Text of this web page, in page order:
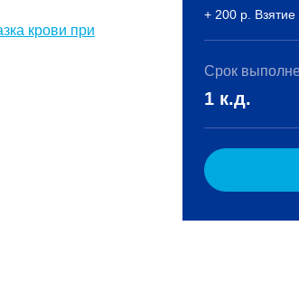
крови при
+ 200 р. Взятие
Срок
1 к.д.